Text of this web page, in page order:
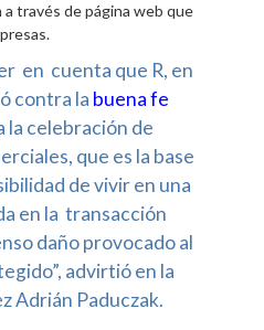
través de página web que
en cuenta que R, en
contra la buena fe
la celebración de
que es la base
de vivir en una
en la transacción
daño provocado al
advirtió en la
Adrián Paduczak.